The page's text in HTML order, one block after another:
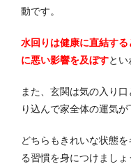
動です。
水回りは健康に直結す
に悪い影響を及ぼすとい
また、玄関は気の入り
り込んで家全体の運気が
どちらもきれいな状態
る習慣を身につけましょ